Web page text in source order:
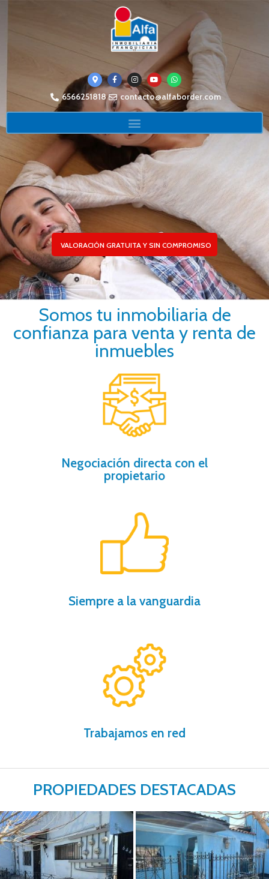
6566251818 contacto@alfaborder.com
VALORACIÓN GRATUITA Y SIN COMPROMISO
Somos tu inmobiliaria de
confianza para venta y renta de
inmuebles
Negociación directa con el
propietario
por falta de comunicación entre
comprador y vendedor, nosotros te
ayudamos.
Siempre a la vanguardia
Te ahorramos tiempo y dinero gracias a
nuestros procedimientos, compruébalo.
Trabajamos en red
Más de 200 oficinas trabajando para ti
gracias a nuestro software inmobiliario.
PROPIEDADES DESTACADAS